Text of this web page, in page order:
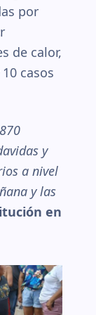
por
de calor,
casos
y
a nivel
y las
en